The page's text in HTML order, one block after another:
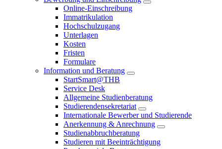
Online-Einschreibung
Immatrikulation
Hochschulzugang
Unterlagen
Kosten
Fristen
Formulare
Information und Beratung
StartSmart@THB
Service Desk
Allgemeine Studienberatung
Studierendensekretariat
Internationale Bewerber und Studierende
Anerkennung & Anrechnung
Studienabbruchberatung
Studieren mit Beeinträchtigung